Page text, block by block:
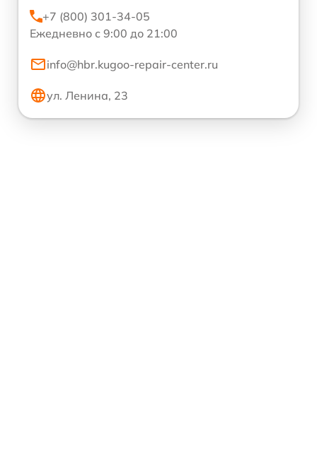
+7 (800) 301-34-05
Ежедневно с 9:00 до 21:00
info@hbr.kugoo-repair-center.ru
ул. Ленина, 23